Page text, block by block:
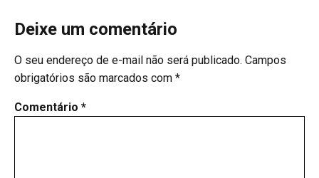
Deixe um comentário
O seu endereço de e-mail não será publicado. Campos
obrigatórios são marcados com *
Comentário *